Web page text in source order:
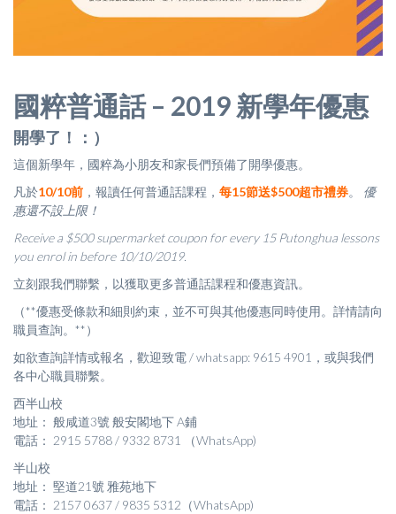
國粹普通話 – 2019 新學年優惠
開學了！：）
這個新學年，國粹為小朋友和家長們預備了開學優惠。
凡於10/10前 ，報讀任何普通話課程， 每15節送$500超市禮券。 優
惠還不設上限！
Receive a $500 supermarket coupon for every 15 Putonghua lessons
you enrol in before 10/10/2019.
立刻跟我們聯繫，以獲取更多普通話課程和優惠資訊。
（**優惠受條款和細則約束，並不可與其他優惠同時使用。詳情請向
職員查詢。**）
如欲查詢詳情或報名，歡迎致電 / whatsapp: 9615 4901，或與我們
各中心職員聯繫。
西半山校
地址： 般咸道3號 般安閣地下 A鋪
電話： 2915 5788 / 9332 8731 （WhatsApp)
半山校
地址： 堅道21號 雅苑地下
電話： 2157 0637 / 9835 5312（WhatsApp)